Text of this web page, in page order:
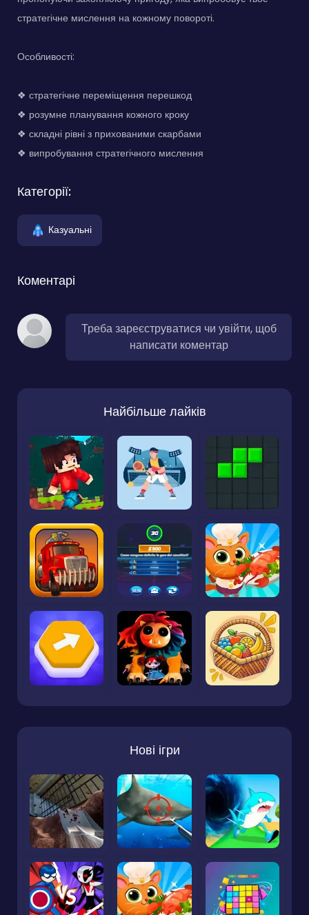
стратегічне мислення на кожному повороті.
Особливості:
❖ стратегічне переміщення перешкод
❖ розумне планування кожного кроку
❖ складні рівні з прихованими скарбами
❖ випробування стратегічного мислення
Категорії:
Казуальні
Коментарі
Треба зареєструватися чи увійти, щоб
написати коментар
Найбільше лайків
Нові ігри